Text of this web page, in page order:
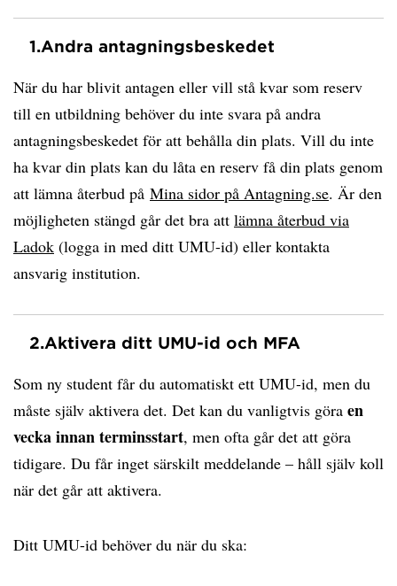
1.Andra antagningsbeskedet
När du har blivit antagen eller vill stå kvar som reserv
till en utbildning behöver du inte svara på andra
antagningsbeskedet för att behålla din plats. Vill du inte
ha kvar din plats kan du låta en reserv få din plats genom
att lämna återbud på Mina sidor på Antagning.se. Är den
möjligheten stängd går det bra att lämna återbud via
Ladok (logga in med ditt UMU-id) eller kontakta
ansvarig institution.
2.Aktivera ditt UMU-id och MFA
Som ny student får du automatiskt ett UMU-id, men du
måste själv aktivera det. Det kan du vanligtvis göra en
vecka innan terminsstart, men ofta går det att göra
tidigare. Du får inget särskilt meddelande – håll själv koll
när det går att aktivera.
Ditt UMU-id behöver du när du ska: